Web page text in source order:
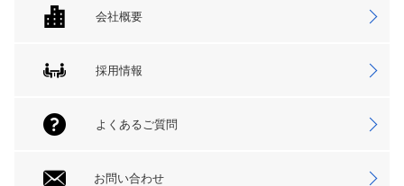
会社概要
採用情報
よくあるご質問
お問い合わせ